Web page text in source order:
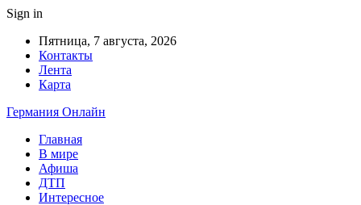
Sign in
Пятница, 7 августа, 2026
Контакты
Лента
Карта
Германия Онлайн
Главная
В мире
Афиша
ДТП
Интересное